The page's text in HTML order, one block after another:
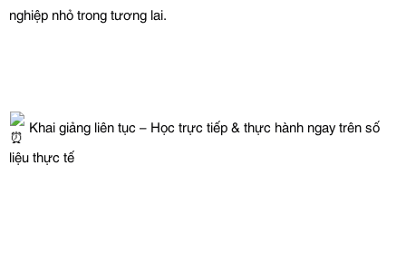
nghiệp nhỏ trong tương lai.
Khai giảng liên tục – Học trực tiếp & thực hành ngay trên số
liệu thực tế